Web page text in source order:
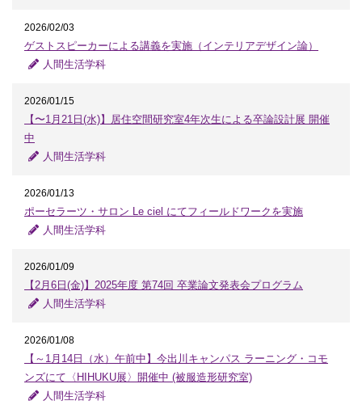
2026/02/03
ゲストスピーカーによる講義を実施（インテリアデザイン論）
人間生活学科
2026/01/15
【〜1月21日(水)】居住空間研究室4年次生による卒論設計展 開催
中
人間生活学科
2026/01/13
ポーセラーツ・サロン Le ciel にてフィールドワークを実施
人間生活学科
2026/01/09
【2月6日(金)】2025年度 第74回 卒業論文発表会プログラム
人間生活学科
2026/01/08
【～1月14日（水）午前中】今出川キャンパス ラーニング・コモ
ンズにて〈HIHUKU展〉開催中 (被服造形研究室)
人間生活学科